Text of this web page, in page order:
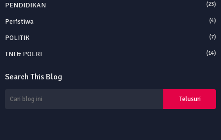
PENDIDIKAN (23)
Peristiwa (4)
POLITIK (7)
TNI & POLRI (14)
Search This Blog